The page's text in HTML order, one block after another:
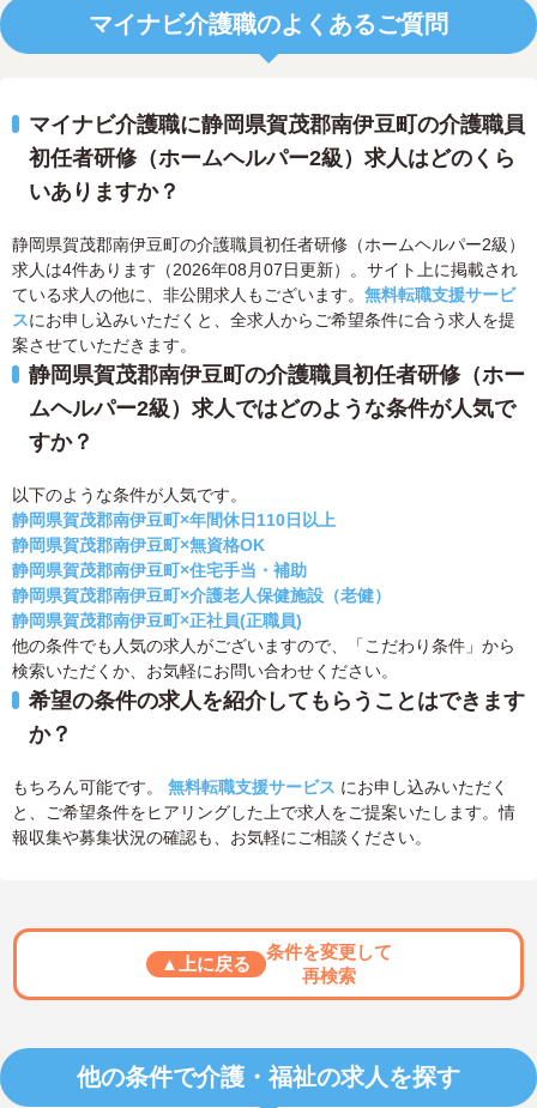
マイナビ介護職のよくあるご質問
マイナビ介護職に静岡県賀茂郡南伊豆町の介護職員
初任者研修（ホームヘルパー2級）求人はどのくら
いありますか？
静岡県賀茂郡南伊豆町の介護職員初任者研修（ホームヘルパー2級）
求人は4件あります（2026年08月07日更新）。サイト上に掲載され
ている求人の他に、非公開求人もございます。 無料転職支援サービ
スにお申し込みいただくと、全求人からご希望条件に合う求人を提
案させていただきます。
静岡県賀茂郡南伊豆町の介護職員初任者研修（ホー
ムヘルパー2級）求人ではどのような条件が人気で
すか？
以下のような条件が人気です。
静岡県賀茂郡南伊豆町×年間休日110日以上
静岡県賀茂郡南伊豆町×無資格OK
静岡県賀茂郡南伊豆町×住宅手当・補助
静岡県賀茂郡南伊豆町×介護老人保健施設（老健）
静岡県賀茂郡南伊豆町×正社員(正職員)
他の条件でも人気の求人がございますので、「こだわり条件」から
検索いただくか、お気軽にお問い合わせください。
希望の条件の求人を紹介してもらうことはできます
か？
もちろん可能です。 無料転職支援サービス にお申し込みいただく
と、ご希望条件をヒアリングした上で求人をご提案いたします。情
報収集や募集状況の確認も、お気軽にご相談ください。
▲上に戻る
条件を変更して
再検索
他の条件で介護・福祉の求人を探す